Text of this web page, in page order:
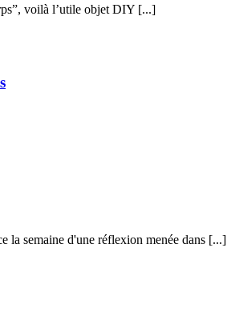
voilà l’utile objet DIY [...]
la semaine d'une réflexion menée dans [...]